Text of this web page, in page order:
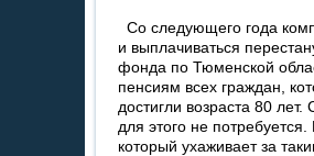
Со следующего года
и выплачиваться
фонда по Тюменской
пенсиям всех граждан,
достигли возраста 80
для этого не
который ухаживает за